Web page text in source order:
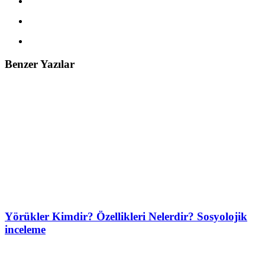
Benzer Yazılar
Yörükler Kimdir? Özellikleri Nelerdir? Sosyolojik
inceleme